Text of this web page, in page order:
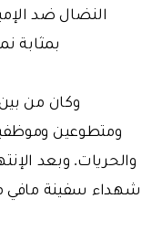
النضال ضد
بمثابة
وكان من
ومتطوعين
والحريات. وبعد
شهداء سفينة مافي